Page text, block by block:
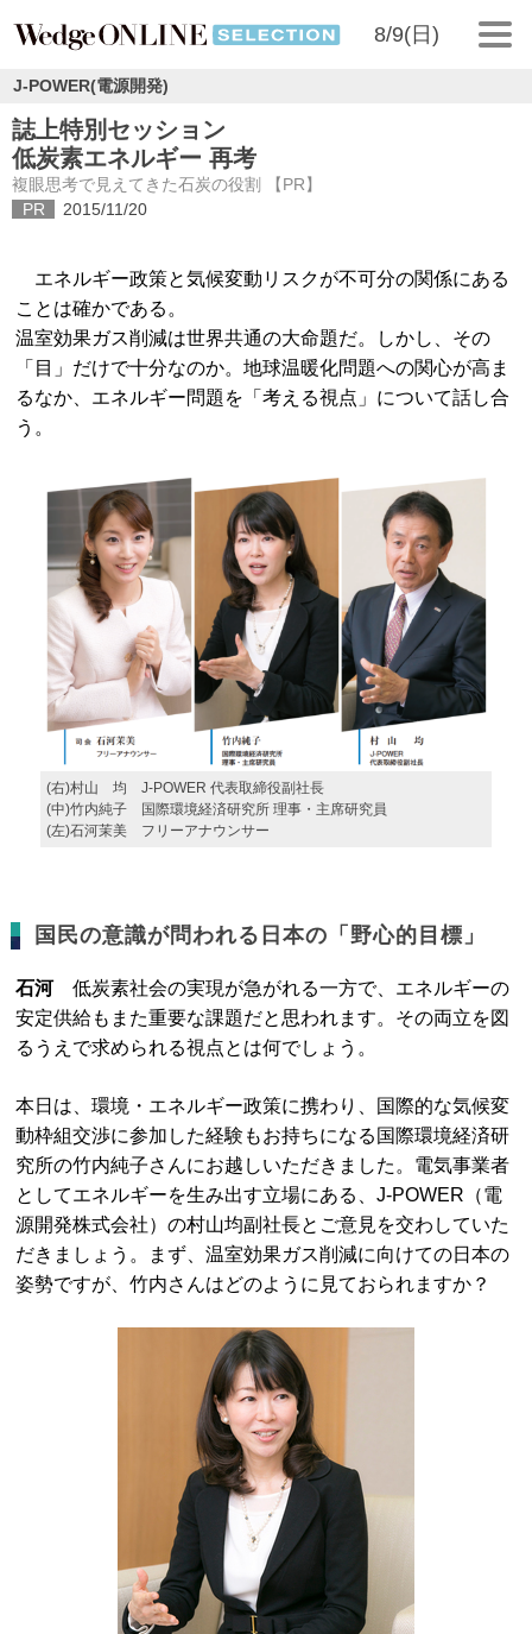
8/9(日)
J-POWER(電源開発)
誌上特別セッション
低炭素エネルギー 再考
複眼思考で見えてきた石炭の役割 【PR】
PR
2015/11/20
エネルギー政策と気候変動リスクが不可分の関係にある
ことは確かである。
温室効果ガス削減は世界共通の大命題だ。しかし、その
「目」だけで十分なのか。地球温暖化問題への関心が高ま
るなか、エネルギー問題を「考える視点」について話し合
う。
(右)村山 均 J-POWER 代表取締役副社長
(中)竹内純子 国際環境経済研究所 理事・主席研究員
(左)石河茉美 フリーアナウンサー
国民の意識が問われる日本の「野心的目標」
石河低炭素社会の実現が急がれる一方で、エネルギーの
安定供給もまた重要な課題だと思われます。その両立を図
るうえで求められる視点とは何でしょう。
本日は、環境・エネルギー政策に携わり、国際的な気候変
動枠組交渉に参加した経験もお持ちになる国際環境経済研
究所の竹内純子さんにお越しいただきました。電気事業者
としてエネルギーを生み出す立場にある、J-POWER（電
源開発株式会社）の村山均副社長とご意見を交わしていた
だきましょう。まず、温室効果ガス削減に向けての日本の
姿勢ですが、竹内さんはどのように見ておられますか？